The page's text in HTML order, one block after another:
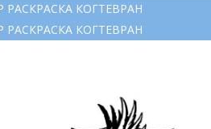
РАСКРАСКА КОГТЕВРАН
РАСКРАСКА КОГТЕВРАН